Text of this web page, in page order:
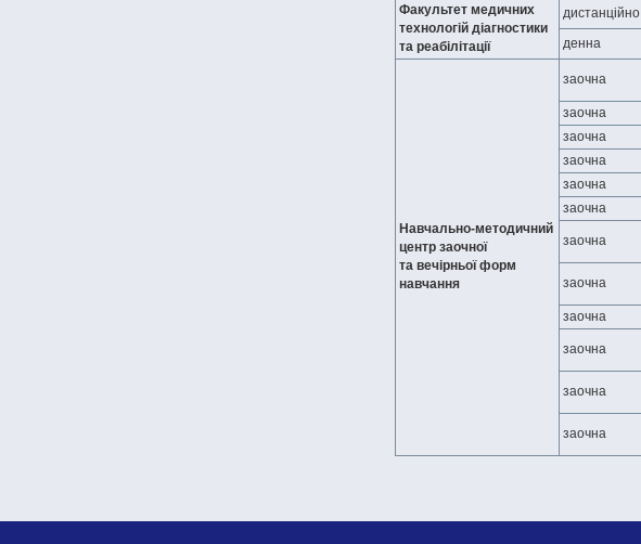
Факультет медичних
технологій діагностики
та реабілітації
дистанційно
денна
Навчально-методичний
центр заочної
та вечірньої форм
навчання
заочна
заочна
заочна
заочна
заочна
заочна
заочна
заочна
заочна
заочна
заочна
заочна